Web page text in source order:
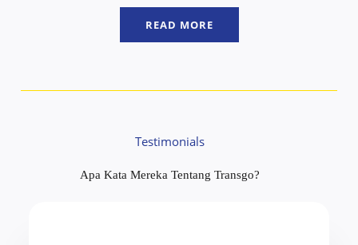
READ MORE
Testimonials
Apa Kata Mereka Tentang Transgo?